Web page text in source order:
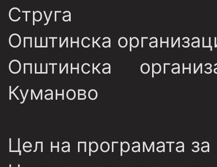
Струга
Општинска
Општинска
Куманово
Цел на програмата за